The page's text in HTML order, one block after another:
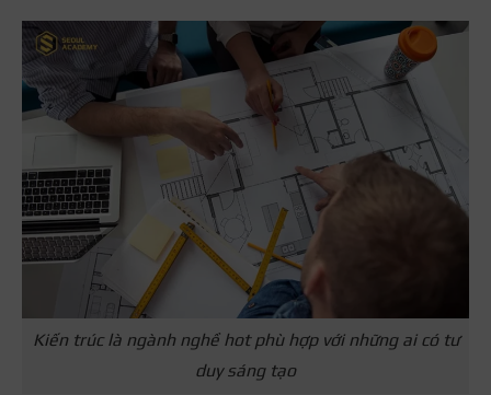
Kiến trúc là ngành nghề hot phù hợp với những ai có tư
duy sáng tạo